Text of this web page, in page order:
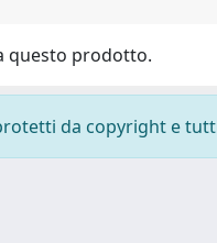
questo prodotto.
da copyright e